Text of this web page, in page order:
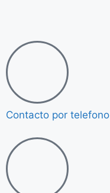
Contacto por telefono